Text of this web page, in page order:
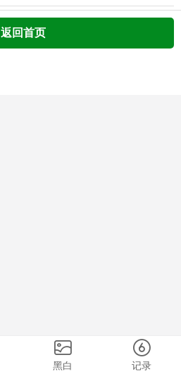
返回首页
黑白 记录